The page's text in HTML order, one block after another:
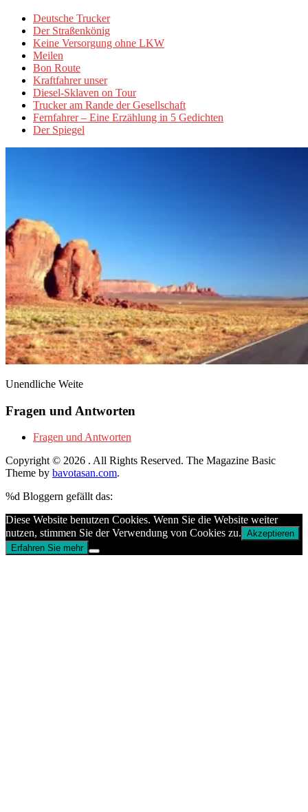
Deutsche Trucker
Der Straßenkönig
Keine Versorgung ohne LKW
Meilen
Bon Route
Kraftfahrer unser
Diesel-Sklaven on Tour
Trucker am Rande der Gesellschaft
Fernfahrer – Eine Erzählung in 5 Gedichten
Der Spiegel
Unendliche Weite
Fragen und Antworten
Fragen und Antworten
Copyright © 2026 . All Rights Reserved. The Magazine Basic
Theme by bavotasan.com.
%d Bloggern gefällt das:
Diese Website benutzen Cookies. Wenn Sie die Website weiter
nutzen, stimmen Sie der Verwendung von Cookies zu. Akzeptieren
Erfahren Sie mehr